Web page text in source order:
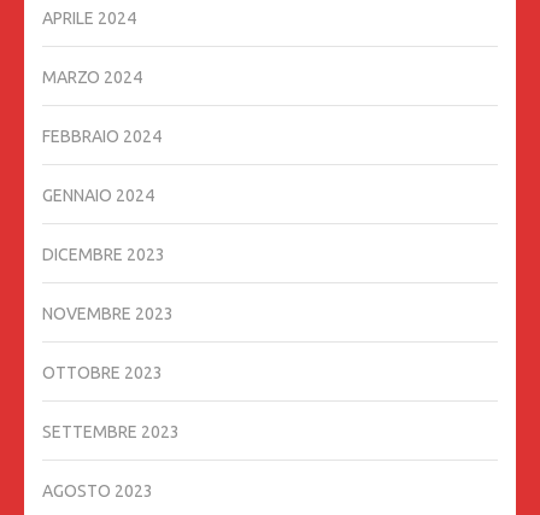
APRILE 2024
MARZO 2024
FEBBRAIO 2024
GENNAIO 2024
DICEMBRE 2023
NOVEMBRE 2023
OTTOBRE 2023
SETTEMBRE 2023
AGOSTO 2023